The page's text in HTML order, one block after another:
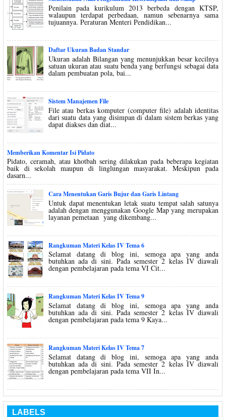
Penilain pada kurikulum 2013 berbeda dengan KTSP,
walaupun terdapat perbedaan, namun sebenarnya sama
tujuannya. Peraturan Menteri Pendidikan...
Daftar Ukuran Badan Standar
Ukuran adalah Bilangan yang menunjukkan besar kecilnya
satuan ukuran atau suatu benda yang berfungsi sebagai data
dalam pembuatan pola, bai...
Sistem Manajemen File
File atau berkas komputer (computer file) adalah identitas
dari suatu data yang disimpan di dalam sistem berkas yang
dapat diakses dan diat...
Memberikan Komentar Isi Pidato
Pidato, ceramah, atau khotbah sering dilakukan pada beberapa kegiatan
baik di sekolah maupun di linglungan masyarakat. Meskipun pada
dasarn...
Cara Menentukan Garis Bujur dan Garis Lintang
Untuk dapat menentukan letak suatu tempat salah satunya
adalah dengan menggunakan Google Map yang merupakan
layanan pemetaan yang dikembang...
Rangkuman Materi Kelas IV Tema 6
Selamat datang di blog ini, semoga apa yang anda
butuhkan ada di sini. Pada semester 2 kelas IV diawali
dengan pembelajaran pada tema VI Cit...
Rangkuman Materi Kelas IV Tema 9
Selamat datang di blog ini, semoga apa yang anda
butuhkan ada di sini. Pada semester 2 kelas IV diawali
dengan pembelajaran pada tema 9 Kaya...
Rangkuman Materi Kelas IV Tema 7
Selamat datang di blog ini, semoga apa yang anda
butuhkan ada di sini. Pada semester 2 kelas IV diawali
dengan pembelajaran pada tema VII In...
LABELS